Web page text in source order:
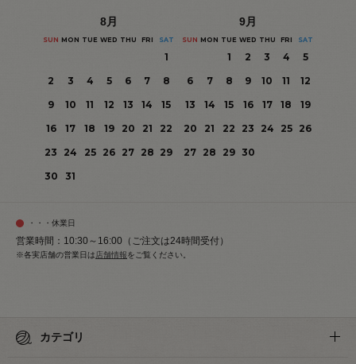
8月
SUN MON TUE WED THU FRI SAT
1
2
3 4 5 6 7
8
9
10 11 12 13 14
15
16
17 18 19 20 21
22
23
24 25 26 27 28 29
30
31
9月
SUN MON TUE WED THU FRI SAT
1 2 3 4
5
6
7 8 9 10 11
12
13
14 15 16 17 18
19
20
21 22 23 24 25
26
27 28 29 30
・・・休業日
営業時間：10:30～16:00（ご注文は24時間受付）
※各実店舗の営業日は 店舗情報をご覧ください。
カテゴリ